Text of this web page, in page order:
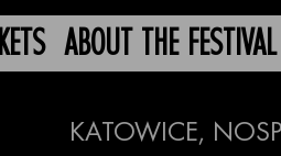
ABOUT THE FESTIVAL
KATOWICE,